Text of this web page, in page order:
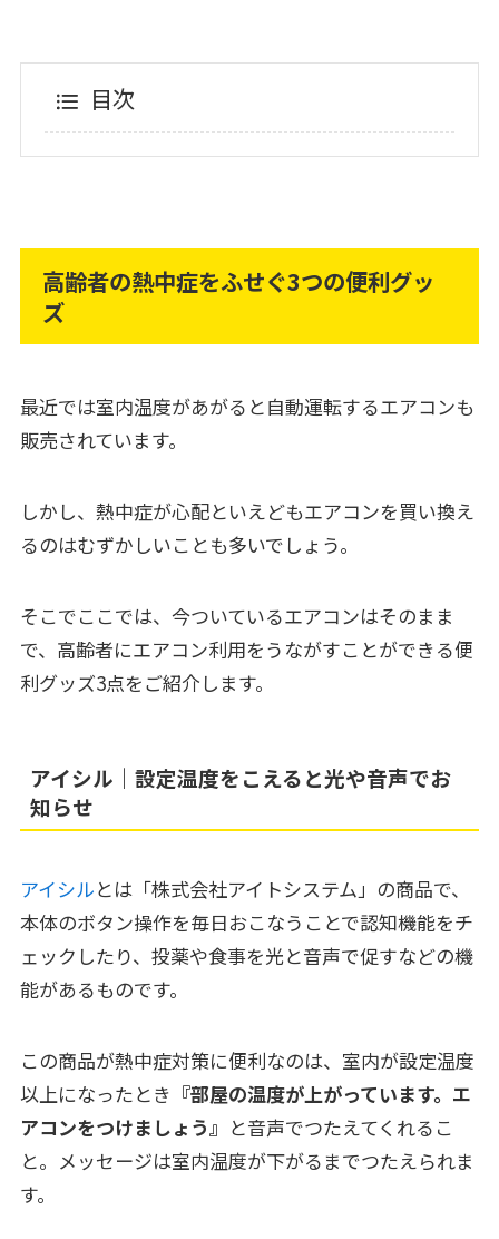
目次
高齢者の熱中症をふせぐ3つの便利グッ
ズ
最近では室内温度があがると自動運転するエアコンも
販売されています。
しかし、熱中症が心配といえどもエアコンを買い換え
るのはむずかしいことも多いでしょう。
そこでここでは、今ついているエアコンはそのまま
で、高齢者にエアコン利用をうながすことができる便
利グッズ3点をご紹介します。
アイシル｜設定温度をこえると光や音声でお
知らせ
アイシルとは「株式会社アイトシステム」の商品で、
本体のボタン操作を毎日おこなうことで認知機能をチ
ェックしたり、投薬や食事を光と音声で促すなどの機
能があるものです。
この商品が熱中症対策に便利なのは、室内が設定温度
以上になったとき 『部屋の温度が上がっています。エ
アコンをつけましょう』 と音声でつたえてくれるこ
と。メッセージは室内温度が下がるまでつたえられま
す。